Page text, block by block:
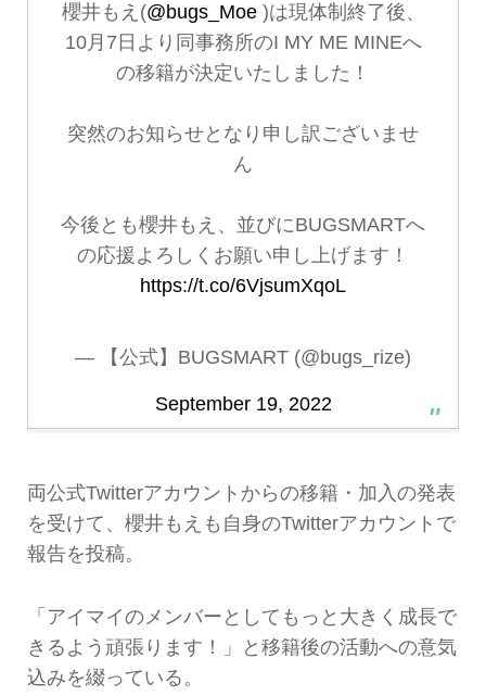
櫻井もえ(@bugs_Moe)は現体制終了後、
10月7日より同事務所のI MY ME MINEへ
の移籍が決定いたしました！
突然のお知らせとなり申し訳ございませ
ん
今後とも櫻井もえ、並びにBUGSMARTへ
の応援よろしくお願い申し上げます！
https://t.co/6VjsumXqoL
— 【公式】BUGSMART (@bugs_rize)
September 19, 2022
両公式Twitterアカウントからの移籍・加入の発表
を受けて、櫻井もえも自身のTwitterアカウントで
報告を投稿。
「アイマイのメンバーとしてもっと大きく成長で
きるよう頑張ります！」と移籍後の活動への意気
込みを綴っている。